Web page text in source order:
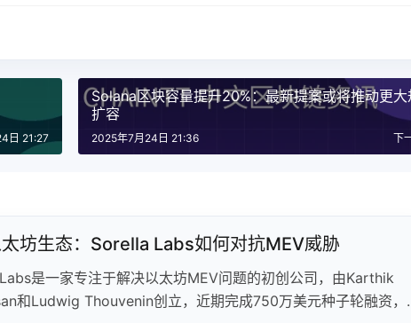
日 21:27
Solana区块容量提升20%：最新提案或将推动更大
扩容
下
2025年7月24日 21:36
坊生态：Sorella Labs如何对抗MEV威胁
是一家专注于解决以太坊MEV问题的初创公司，由Karthik
和Ludwig Thouvenin创立，近期完成750万美元种子轮融资，